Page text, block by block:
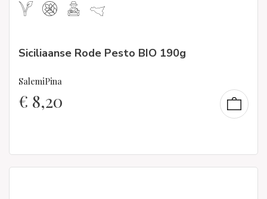
Siciliaanse Rode Pesto BIO 190g
SalemiPina
€ 8,20